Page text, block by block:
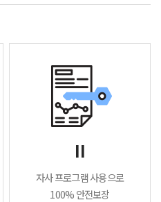
II
자사 프로그램 사용으로
100% 안전보장